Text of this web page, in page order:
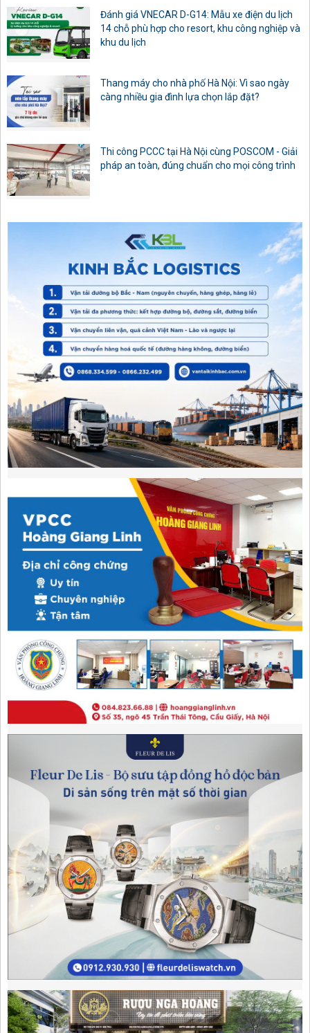
Đánh giá VNECAR D-G14: Mẫu xe điện du lịch
14 chỗ phù hợp cho resort, khu công nghiệp và
khu du lịch
Thang máy cho nhà phố Hà Nội: Vì sao ngày
càng nhiều gia đình lựa chọn lắp đặt?
Thi công PCCC tại Hà Nội cùng POSCOM - Giải
pháp an toàn, đúng chuẩn cho mọi công trình